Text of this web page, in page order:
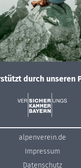
durch unseren
alpenverein.de
Impressum
Datenschutz